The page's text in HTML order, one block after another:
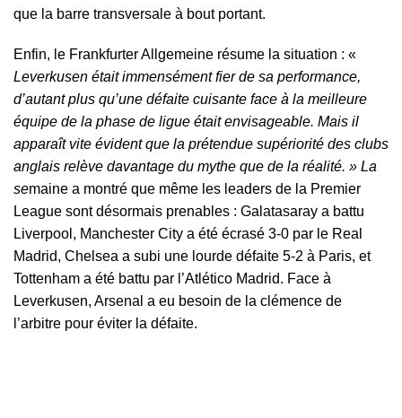
que la barre transversale à bout portant.
Enfin, le Frankfurter Allgemeine résume la situation : «
Leverkusen était immensément fier de sa performance,
d’autant plus qu’une défaite cuisante face à la meilleure
équipe de la phase de ligue était envisageable. Mais il
apparaît vite évident que la prétendue supériorité des clubs
anglais relève davantage du mythe que de la réalité. » La
semaine a montré que même les leaders de la Premier
League sont désormais prenables : Galatasaray a battu
Liverpool, Manchester City a été écrasé 3-0 par le Real
Madrid, Chelsea a subi une lourde défaite 5-2 à Paris, et
Tottenham a été battu par l’Atlético Madrid. Face à
Leverkusen, Arsenal a eu besoin de la clémence de
l’arbitre pour éviter la défaite.